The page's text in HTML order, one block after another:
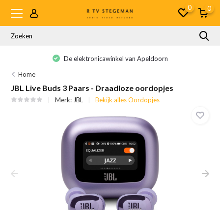
0 0
De elektronicawinkel van Apeldoorn
Home
JBL Live Buds 3 Paars - Draadloze oordopjes
Merk: JBL Bekijk alles Oordopjes